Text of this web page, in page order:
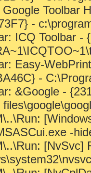
Toolbar
-
ICQ Toolbar -
Easy-
-
&Google -
-
[NvSvc]